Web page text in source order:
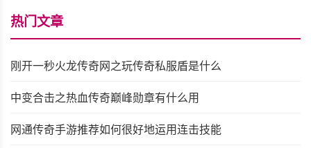
热门文章
刚开一秒火龙传奇网之玩传奇私服盾是什么
中变合击之热血传奇巅峰勋章有什么用
网通传奇手游推荐如何很好地运用连击技能